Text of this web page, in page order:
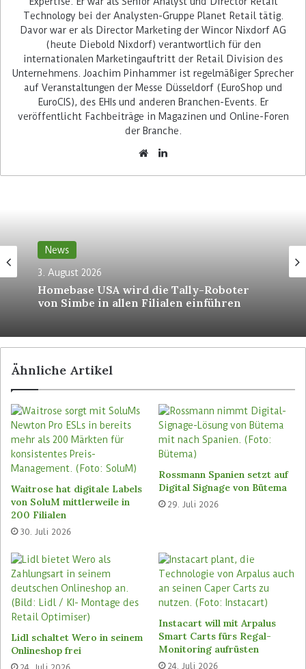
Keine Kosten und Aufwendungen
für Händler
Am Coinstar Automaten werfen Kunden ihr
überschüssiges Kleingeld unsortiert in ein
Rüttelsieb. Das Gerät zählt die Münzen und
fällt eine Transaktionsgebühr von 9,9 Prozent
an, die vom eingezahlten Geldbetrag abgezogen
Die Münzen können unsortiert in den Schacht des
Automaten eingeworfen werden. (Foto: Coinstar)
Händler können ihren Kunden den Münzwechsel-
Service anbieten, ohne dass ihnen Kosten oder
zusätzliche Aufwände entstehen. Dienstleister
Coinstar übernimmt Betrieb und Wartung der
Händler muss lediglich die Fläche bereitstellen.
Dafür erhält er einen Anteil der Gebühren als
Rückvergütung.
Auch wenn das bargeldlose Zahlen immer
beliebter wird, sammeln sich in den Taschen der
Technology bei der Analysten-Gruppe Planet Retail tätig.
Davor war er als Director Marketing der Wincor Nixdorf AG
(heute Diebold Nixdorf) verantwortlich für den
internationalen Marketingauftritt der Retail Division des
Unternehmens. Joachim Pinhammer ist regelmäßiger Sprecher
auf Veranstaltungen der Messe Düsseldorf (EuroShop und
EuroCIS), des EHIs und anderen Branchen-Events. Er
veröffentlicht Fachbeiträge in Magazinen und Online-Foren
der Branche.
News
3. August 2026
Homebase USA wird die Tally-Roboter
von Simbe in allen Filialen einführen
Ähnliche Artikel
Waitrose hat digitale Labels
von SoluM mittlerweile in
200 Filialen
30. Juli 2026
Rossmann Spanien setzt auf
Digital Signage von Bütema
29. Juli 2026
Lidl schaltet Wero in seinem
Onlineshop frei
Instacart will mit Arpalus
Smart Carts fürs Regal-
Monitoring aufrüsten
24. Juli 2026